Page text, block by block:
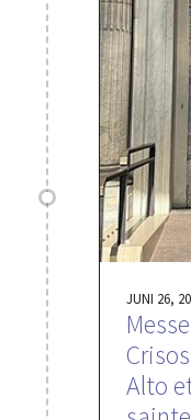
JUNI 26,
Alto